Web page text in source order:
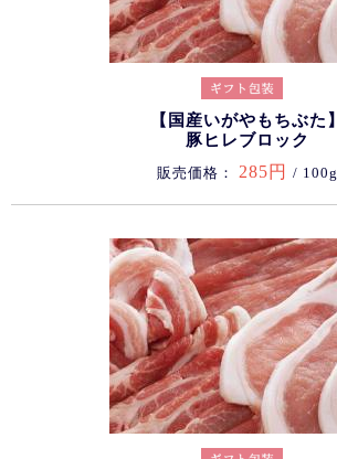
【国産いがやもちぶた】
豚ヒレブロック
販売価格： 285円 / 100g